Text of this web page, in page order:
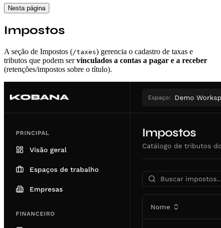
Nesta página
Impostos
A seção de Impostos (/taxes) gerencia o cadastro de taxas e
tributos que podem servinculados a contas a pagar e a receber
(retenções/impostos sobre o título).